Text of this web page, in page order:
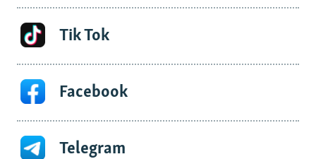
Tik Tok
Facebook
Telegram